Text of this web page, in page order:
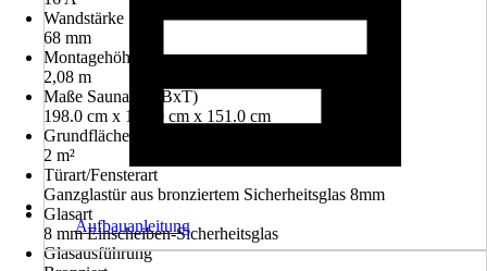
Wandstärke
68 mm
Montagehöhe
2,08 m
Maße Sauna (HxBxT)
198.0 cm x 151.0 cm x 151.0 cm
Grundfläche
2 m²
Türart/Fensterart
Ganzglastür aus bronziertem Sicherheitsglas 8mm
Glasart
8 mm Einscheiben-Sicherheitsglas
Glasausführung
Aufbauanleitung